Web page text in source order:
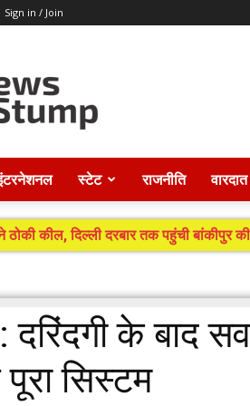
Sign in / Join
Stump
स्टेट राजनीति वारदात
कील, दिल्ली दरबार तक पहुंची बांकीपुर
दरिंदगी के बाद
सिस्टम